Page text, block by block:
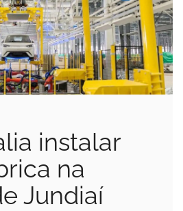
instalar
na
Jundiaí